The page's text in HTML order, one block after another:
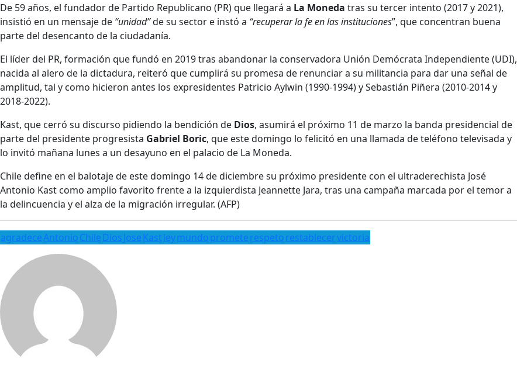
De 59 años, el fundador de Partido Republicano (PR) que llegará a La Moneda tras su tercer intento (2017 y 2021),
insistió en un mensaje de “unidad”de su sector e instó a “recuperar la fe en las instituciones”, que concentran buena
parte del desencanto de la ciudadanía.
El líder del PR, formación que fundó en 2019 tras abandonar la conservadora Unión Demócrata Independiente (UDI),
nacida al alero de la dictadura, reiteró que cumplirá su promesa de renunciar a su militancia para dar una señal de
amplitud, tal y como hicieron antes los expresidentes Patricio Aylwin (1990-1994) y Sebastián Piñera (2010-2014 y
2018-2022).
Kast, que cerró su discurso pidiendo la bendición de Dios, asumirá el próximo 11 de marzo la banda presidencial de
parte del presidente progresista Gabriel Boric, que este domingo lo felicitó en una llamada de teléfono televisada y
lo invitó mañana lunes a un desayuno en el palacio de La Moneda.
Chile define en el balotaje de este domingo 14 de diciembre su próximo presidente con el ultraderechista José
Antonio Kast como amplio favorito frente a la izquierdista Jeannette Jara, tras una campaña marcada por el temor a
la delincuencia y el alza de la migración irregular. (AFP)
agradeceAntonioChile Dios Jose Kastleymundoprometerespetorestablecervictoria